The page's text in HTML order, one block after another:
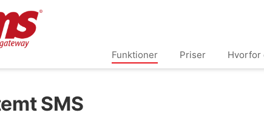
Funktioner Priser Hvorfor
SMS